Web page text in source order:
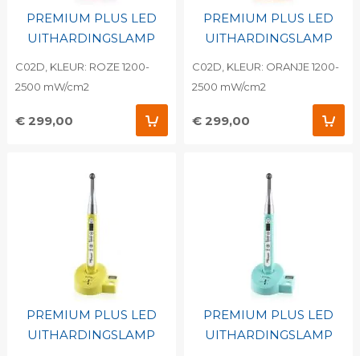
PREMIUM PLUS LED
UITHARDINGSLAMP
C02D, KLEUR: ROZE 1200-
2500 mW/cm2
€ 299,00
PREMIUM PLUS LED
UITHARDINGSLAMP
C02D, KLEUR: ORANJE 1200-
2500 mW/cm2
€ 299,00
PREMIUM PLUS LED
UITHARDINGSLAMP
PREMIUM PLUS LED
UITHARDINGSLAMP